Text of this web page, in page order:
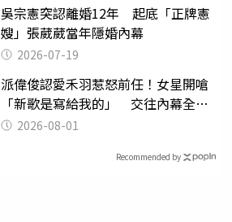
吳宗憲突認離婚12年 起底「正牌憲
嫂」張葳葳當年隱婚內幕
2026-07-19
派偉俊認愛禾羽惹怒前任！女星開嗆
「新歌是寫給我的」 交往內幕全說
了 2026-08-01
Recommended by